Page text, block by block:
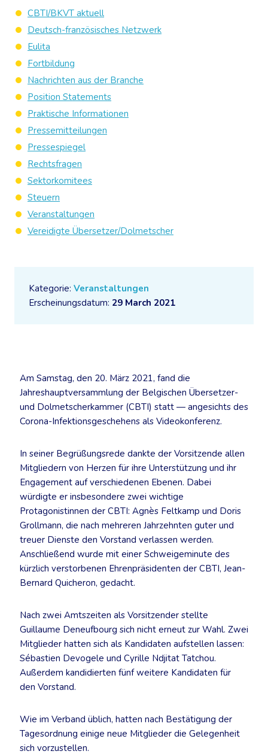
Kategorie: Veranstaltungen
Erscheinungsdatum: 29 March 2021
Am Samstag, den 20. März 2021, fand die
Jahreshauptversammlung der Belgischen Übersetzer-
und Dolmetscherkammer (CBTI) statt — angesichts des
Corona-Infektionsgeschehens als Videokonferenz.
In seiner Begrüßungsrede dankte der Vorsitzende allen
Mitgliedern von Herzen für ihre Unterstützung und ihr
Engagement auf verschiedenen Ebenen. Dabei
würdigte er insbesondere zwei wichtige
Protagonistinnen der CBTI: Agnès Feltkamp und Doris
Grollmann, die nach mehreren Jahrzehnten guter und
treuer Dienste den Vorstand verlassen werden.
Anschließend wurde mit einer Schweigeminute des
kürzlich verstorbenen Ehrenpräsidenten der CBTI, Jean-
Bernard Quicheron, gedacht.
Nach zwei Amtszeiten als Vorsitzender stellte
Guillaume Deneufbourg sich nicht erneut zur Wahl. Zwei
Mitglieder hatten sich als Kandidaten aufstellen lassen:
Sébastien Devogele und Cyrille Ndjitat Tatchou.
Außerdem kandidierten fünf weitere Kandidaten für
den Vorstand.
Wie im Verband üblich, hatten nach Bestätigung der
Tagesordnung einige neue Mitglieder die Gelegenheit
sich vorzustellen.
CBTI/BKVT aktuell
Deutsch-französisches Netzwerk
Eulita
Fortbildung
Nachrichten aus der Branche
Position Statements
Praktische Informationen
Pressemitteilungen
Pressespiegel
Rechtsfragen
Sektorkomitees
Steuern
Veranstaltungen
Vereidigte Übersetzer/Dolmetscher